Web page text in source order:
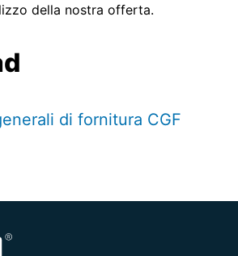
della nostra offerta.
di fornitura CGF